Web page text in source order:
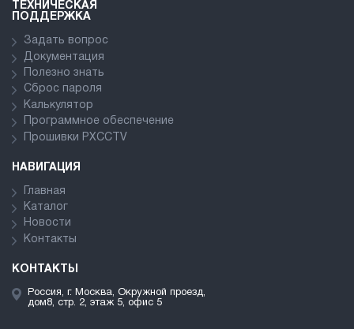
ТЕХНИЧЕСКАЯ
ПОДДЕРЖКА
Задать вопрос
Документация
Полезно знать
Сброс пароля
Калькулятор
Программное обеспечение
Прошивки PXCCTV
НАВИГАЦИЯ
Главная
Каталог
Новости
Контакты
КОНТАКТЫ
Россия, г. Москва, Окружной проезд,
дом8, стр. 2, этаж 5, офис 5